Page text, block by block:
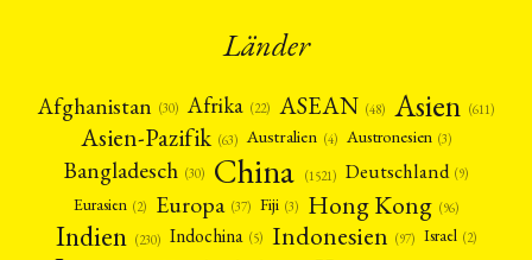
KONTAKT
ENGLISH
Länder
Afghanistan (30) Afrika (22) ASEAN (48) Asien (611)
Asien-Pazifik (63) Australien (4) Austronesien (3)
Bangladesch (30) China (1521) Deutschland (9)
Eurasien (2) Europa (37) Fiji (3) Hong Kong (96)
Indien (230) Indochina (5) Indonesien (97) Israel (2)